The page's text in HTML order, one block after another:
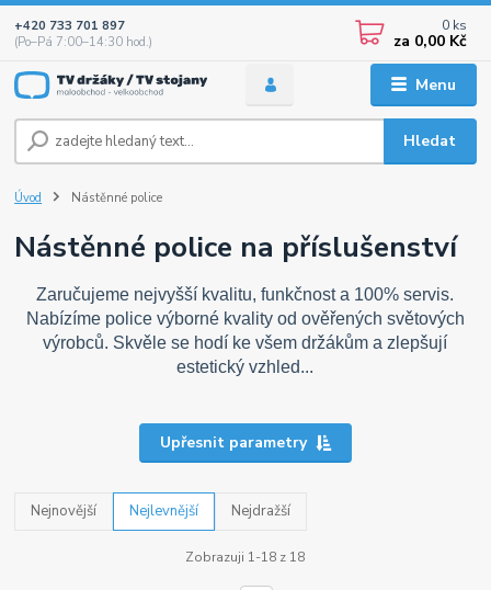
Menu
Hledat
+420 733 701 897
(Po–Pá 7:00–14:30 hod.)
0 ks
za 0,00 Kč
Úvod Nástěnné police
Nástěnné police na příslušenství
Zaručujeme nejvyšší kvalitu, funkčnost a 100% servis.
Nabízíme police výborné kvality od ověřených světových
výrobců. Skvěle se hodí ke všem držákům a zlepšují
estetický vzhled...
Upřesnit parametry
Nejnovější Nejlevnější Nejdražší
Zobrazuji 1-18 z 18